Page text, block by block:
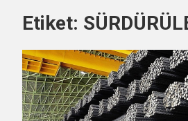
Etiket: